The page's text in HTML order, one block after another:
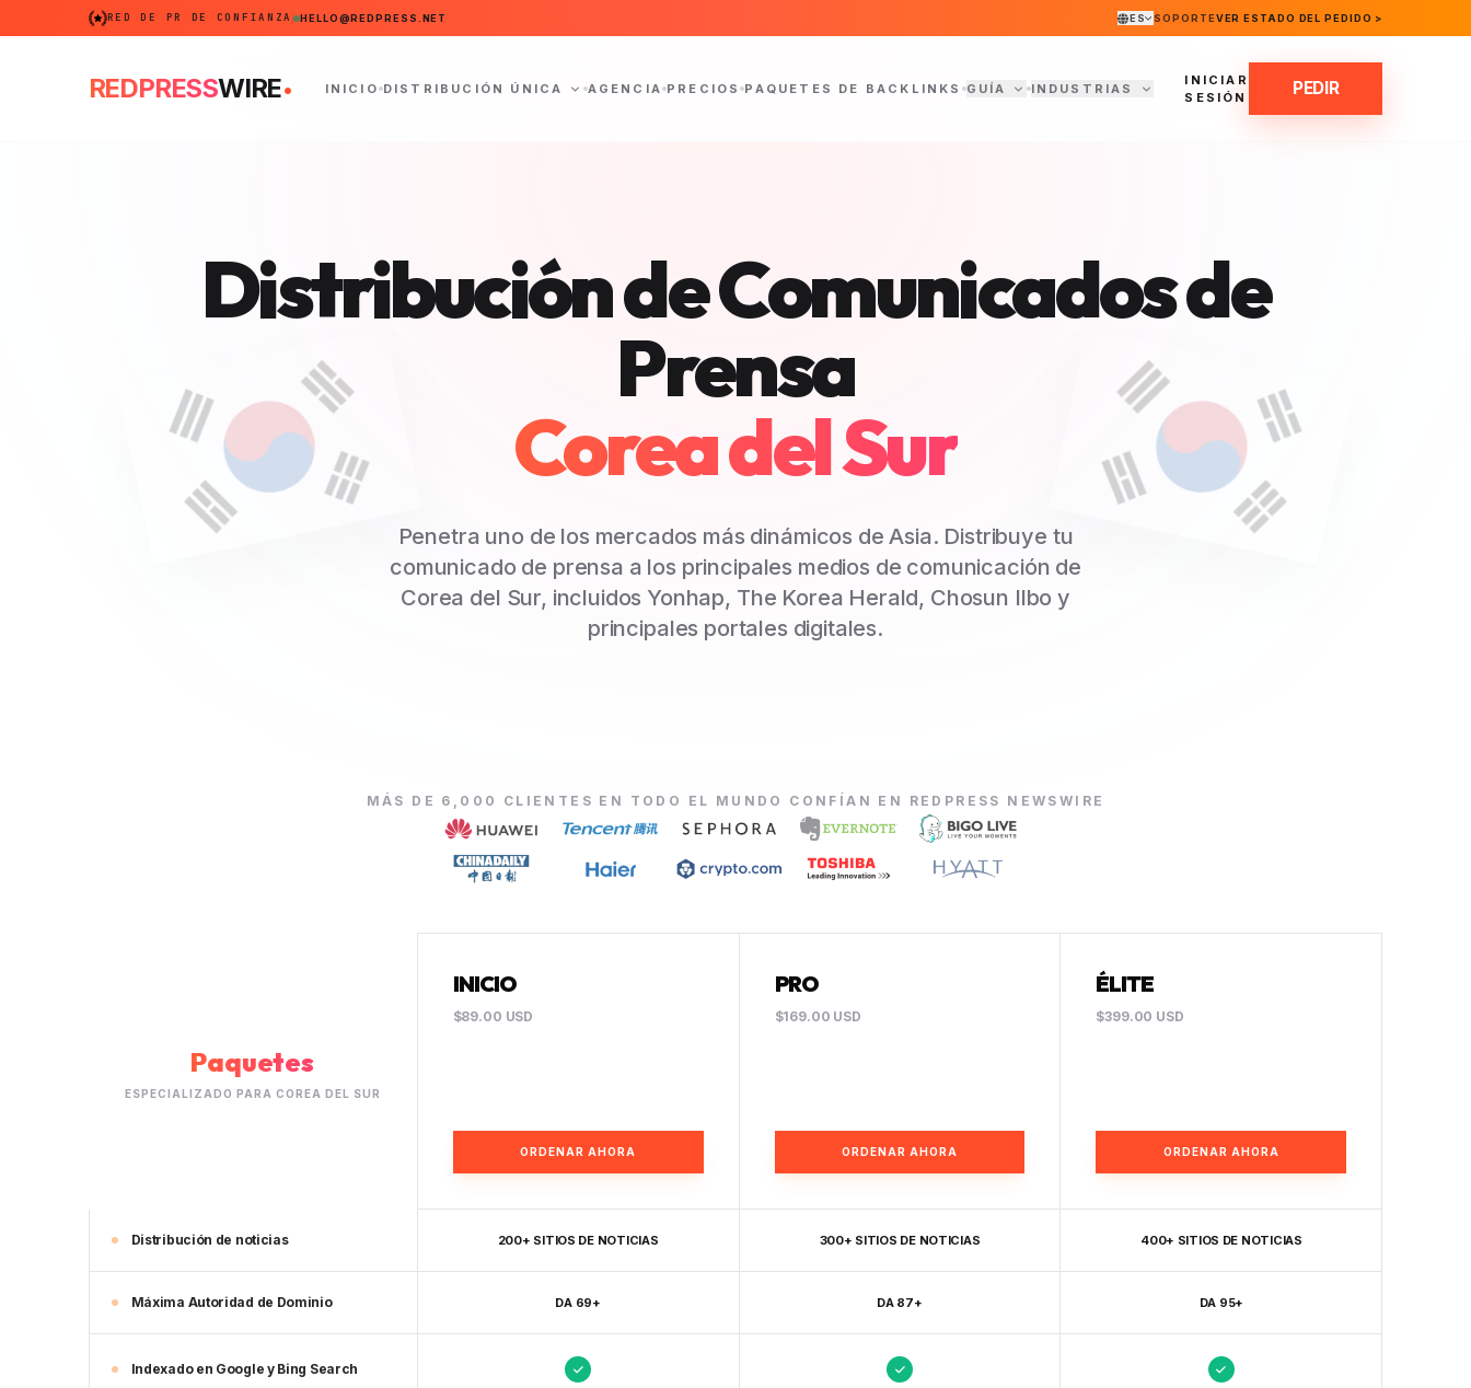
RED DE PR DE CONFIANZA HELLO@REDPRESS.NET ES SOPORTEVER ESTADO DEL PEDIDO >
REDPRESSWIRE. INICIO DISTRIBUCIÓN ÚNICA AGENCIA PRECIOS PAQUETES DE BACKLINKS GUÍA INDUSTRIAS
INICIAR
SESIÓN
PEDIR
Distribución de Comunicados de
Prensa
Corea del Sur
Penetra uno de los mercados más dinámicos de Asia. Distribuye tu
comunicado de prensa a los principales medios de comunicación de
Corea del Sur, incluidos Yonhap, The Korea Herald, Chosun Ilbo y
principales portales digitales.
MÁS DE 6,000 CLIENTES EN TODO EL MUNDO CONFÍAN EN REDPRESS NEWSWIRE
Paquetes
ESPECIALIZADO PARA COREA DEL SUR
INICIO
$89.00 USD
ORDENAR AHORA
PRO
$169.00 USD
ORDENAR AHORA
ÉLITE
$399.00 USD
ORDENAR AHORA
Distribución de noticias 200+ SITIOS DE NOTICIAS 300+ SITIOS DE NOTICIAS 400+ SITIOS DE NOTICIAS
Máxima Autoridad de Dominio DA 69+ DA 87+ DA 95+
Indexado en Google y Bing Search